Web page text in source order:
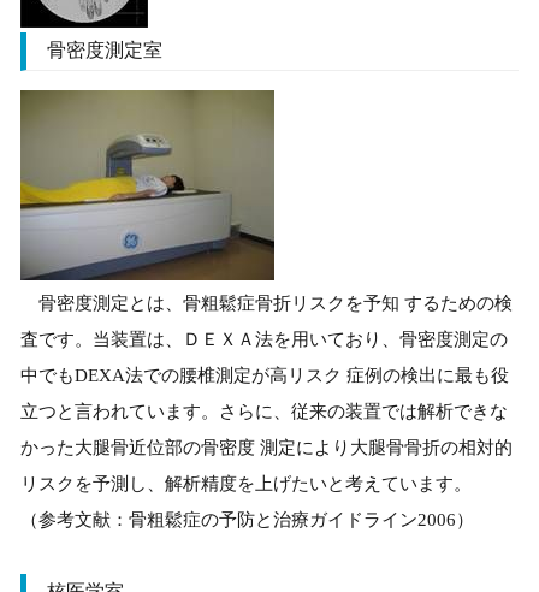
骨密度測定室
骨密度測定とは、骨粗鬆症骨折リスクを予知 するための検
査です。当装置は、ＤＥＸＡ法を用いており、骨密度測定の
中でもDEXA法での腰椎測定が高リスク 症例の検出に最も役
立つと言われています。さらに、従来の装置では解析できな
かった大腿骨近位部の骨密度 測定により大腿骨骨折の相対的
リスクを予測し、解析精度を上げたいと考えています。
（参考文献：骨粗鬆症の予防と治療ガイドライン2006）